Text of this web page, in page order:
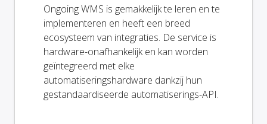
Ongoing WMS is gemakkelijk te leren en te
implementeren en heeft een breed
ecosysteem van integraties. De service is
hardware-onafhankelijk en kan worden
geïntegreerd met elke
automatiseringshardware dankzij hun
gestandaardiseerde automatiserings-API.